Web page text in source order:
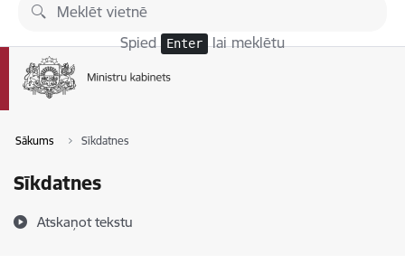
Pāriet uz lapas saturu
Spied Enter lai meklētu
Sākums Sīkdatnes
Sīkdatnes
Atskaņot tekstu